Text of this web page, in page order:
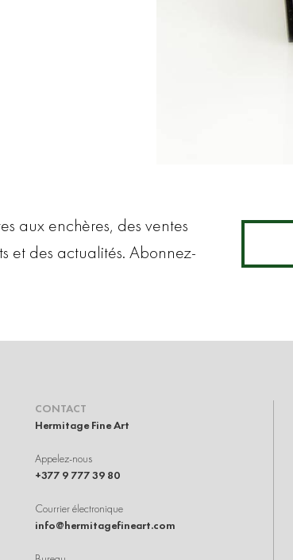
aux enchères, des ventes
et des actualités. Abonnez-
CONTACT
Hermitage Fine Art
Appelez-nous
+377 9 777 39 80
Courrier électronique
info@hermitagefineart.com